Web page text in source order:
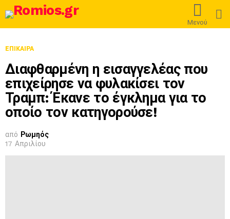
Μενού
ΕΠΊΚΑΙΡΑ
Διαφθαρμένη η εισαγγελέας που
επιχείρησε να φυλακίσει τον
Τραμπ: Έκανε το έγκλημα για το
οποίο τον κατηγορούσε!
από Ρωμηός
17 Απριλίου